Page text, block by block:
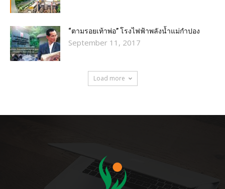
“ตามรอยเท้าพ่อ” โรงไฟฟ้าพลังน้ำแม่กำปอง
September 11, 2017
Load more